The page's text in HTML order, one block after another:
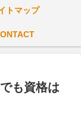
トマップ
も資格は